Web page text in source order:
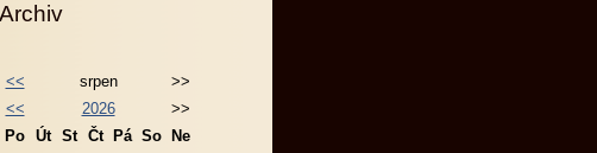
Archiv
<< srpen
>>
<<
2026
>>
Po Út St Čt Pá So
Ne